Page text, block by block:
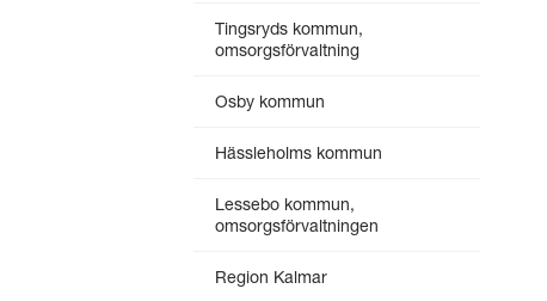
Tingsryds kommun,
omsorgsförvaltning
Osby kommun
Hässleholms kommun
Lessebo kommun,
omsorgsförvaltningen
Region Kalmar